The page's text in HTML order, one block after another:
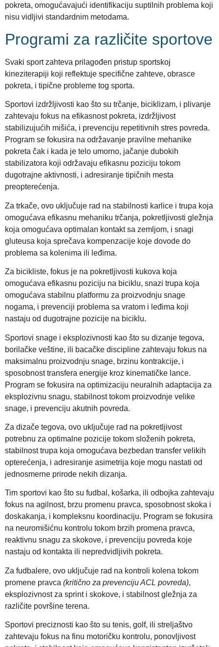
pokreta, omogućavajući identifikaciju suptilnih problema koji
nisu vidljivi standardnim metodama.
Programi za različite sportove
Svaki sport zahteva prilagođen pristup sportskoj
kineziterapiji koji reflektuje specifične zahteve, obrasce
pokreta, i tipične probleme tog sporta.
Sportovi izdržljivosti kao što su trčanje, biciklizam, i plivanje
zahtevaju fokus na efikasnost pokreta, izdržljivost
stabilizujućih mišića, i prevenciju repetitivnih stres povreda.
Program se fokusira na održavanje pravilne mehanike
pokreta čak i kada je telo umorno, jačanje dubokih
stabilizatora koji održavaju efikasnu poziciju tokom
dugotrajne aktivnosti, i adresiranje tipičnih mesta
preopterećenja.
Za trkače, ovo uključuje rad na stabilnosti karlice i trupa koja
omogućava efikasnu mehaniku trčanja, pokretljivosti gležnja
koja omogućava optimalan kontakt sa zemljom, i snagi
gluteusa koja sprečava kompenzacije koje dovode do
problema sa kolenima ili leđima.
Za bicikliste, fokus je na pokretljivosti kukova koja
omogućava efikasnu poziciju na biciklu, snazi trupa koja
omogućava stabilnu platformu za proizvodnju snage
nogama, i prevenciji problema sa vratom i leđima koji
nastaju od dugotrajne pozicije na biciklu.
Sportovi snage i eksplozivnosti kao što su dizanje tegova,
borilačke veštine, ili bacačke discipline zahtevaju fokus na
maksimalnu proizvodnju snage, brzinu kontrakcije, i
sposobnost transfera energije kroz kinematičke lance.
Program se fokusira na optimizaciju neuralnih adaptacija za
eksplozivnu snagu, stabilnost tokom proizvodnje velike
snage, i prevenciju akutnih povreda.
Za dizače tegova, ovo uključuje rad na pokretljivost
potrebnu za optimalne pozicije tokom složenih pokreta,
stabilnost trupa koja omogućava bezbedan transfer velikih
opterećenja, i adresiranje asimetrija koje mogu nastati od
jednosmerne prirode nekih dizanja.
Tim sportovi kao što su fudbal, košarka, ili odbojka zahtevaju
fokus na agilnost, brzu promenu pravca, sposobnost skoka i
doskakanja, i kompleksnu koordinaciju. Program se fokusira
na neuromišićnu kontrolu tokom brzih promena pravca,
reaktivnu snagu za skokove, i prevenciju povreda koje
nastaju od kontakta ili nepredvidljivih pokreta.
Za fudbalere, ovo uključuje rad na kontroli kolena tokom
promene pravca (kritično za prevenciju ACL povreda),
eksplozivnost za sprint i skokove, i stabilnost gležnja za
različite površine terena.
Sportovi preciznosti kao što su tenis, golf, ili streljaštvo
zahtevaju fokus na finu motoričku kontrolu, ponovljivost